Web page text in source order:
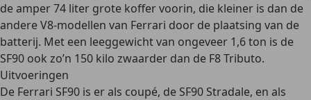
de amper 74 liter grote koffer voorin, die kleiner is dan de
andere V8-modellen van Ferrari door de plaatsing van de
batterij. Met een leeggewicht van ongeveer 1,6 ton is de
SF90 ook zo’n 150 kilo zwaarder dan de F8 Tributo.
Uitvoeringen
De Ferrari SF90 is er als coupé, de SF90 Stradale, en als